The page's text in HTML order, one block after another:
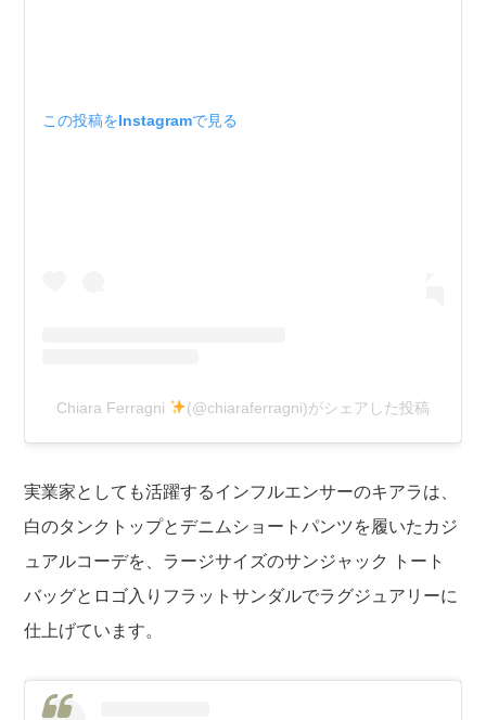
この投稿をInstagramで見る
Chiara Ferragni (@chiaraferragni)がシェアした投稿
実業家としても活躍するインフルエンサーのキアラは、
白のタンクトップとデニムショートパンツを履いたカジ
ュアルコーデを、ラージサイズのサンジャック トート
バッグとロゴ入りフラットサンダルでラグジュアリーに
仕上げています。